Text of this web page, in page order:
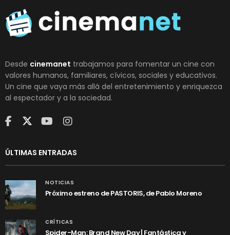
Desde cinemanet trabajamos para fomentar un cine con
valores humanos, familiares, cívicos, sociales y educativos.
Un cine que vaya más allá del entretenimiento y enriquezca
al espectador y a la sociedad.
ÚLTIMAS ENTRADAS
NOTICIAS
Próximo estreno de PASTORIS, de Pablo Moreno
CRÍTICAS
Spider-Man: Brand New Day | Fantástica y